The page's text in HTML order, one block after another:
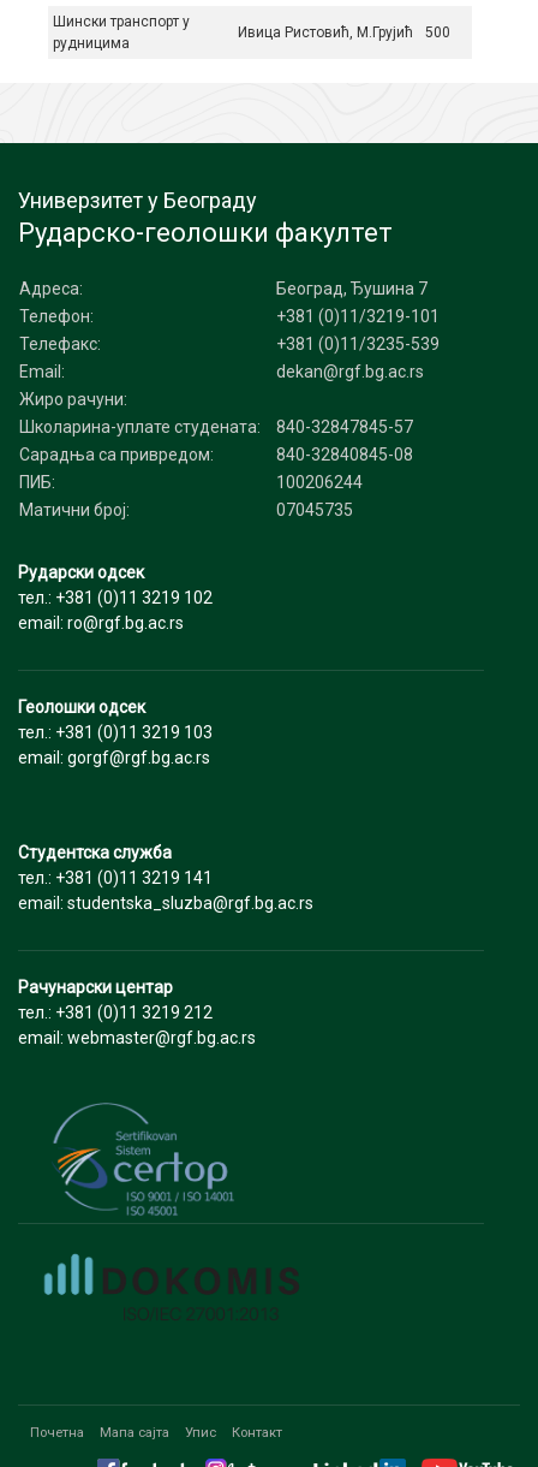
Шински транспорт у
рудницима
Ивица Ристовић, М.Грујић 500
Универзитет у Београду
Рударско-геолошки факултет
Адреса:
Београд, Ђушина 7
Телефон:
+381 (0)11/3219-101
Телефакс:
+381 (0)11/3235-539
Email:
dekan@rgf.bg.ac.rs
Жиро рачуни:
Школарина-уплате студената:
840-32847845-57
Сарадња са привредом:
840-32840845-08
ПИБ:
100206244
Матични број:
07045735
Рударски одсек
тел.: +381 (0)11 3219 102
email: ro@rgf.bg.ac.rs
Геолошки одсек
тел.: +381 (0)11 3219 103
email: gorgf@rgf.bg.ac.rs
Студентска служба
тел.: +381 (0)11 3219 141
email: studentska_sluzba@rgf.bg.ac.rs
Рачунарски центар
тел.: +381 (0)11 3219 212
email: webmaster@rgf.bg.ac.rs
Почетна Мапа сајта Упис Контакт